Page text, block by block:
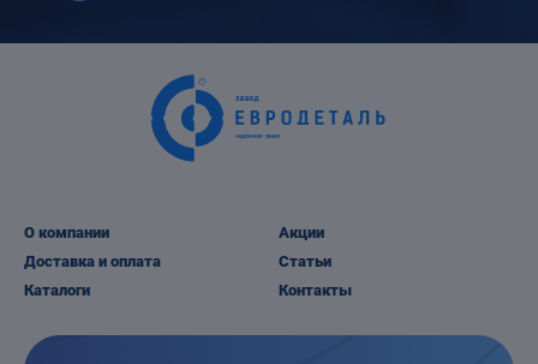
О компании
Доставка и оплата
Каталоги
Акции
Статьи
Контакты